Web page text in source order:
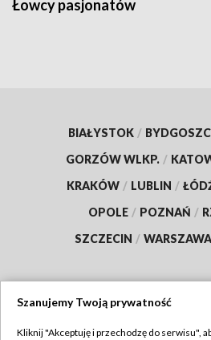
Łowcy pasjonatów
BIAŁYSTOK /
GORZÓW WLKP. /
KRAKÓW / LUBLIN /
OPOLE / POZNAŃ /
SZCZECIN / WARSZAWA
Szanujemy Twoją prywatność
Kliknij "Akceptuję i przechodzę do serwisu",